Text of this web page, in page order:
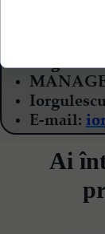
Ai
E-mail: